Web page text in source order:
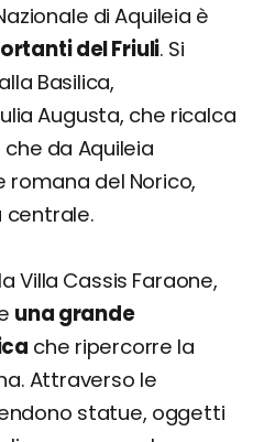
di Aquileia è
del Friuli. Si
Basilica,
Augusta, che ricalca
da Aquileia
romana del Norico,
centrale.
Villa Cassis Faraone,
una grande
che ripercorre la
Attraverso le
statue, oggetti